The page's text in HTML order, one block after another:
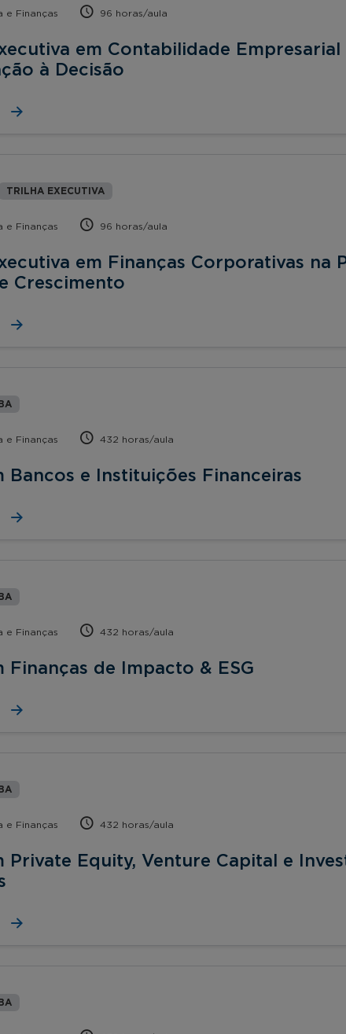
e Finanças 96 horas/aula
em Contabilidade Empresarial
à Decisão
TRILHA EXECUTIVA
e Finanças 96 horas/aula
em Finanças Corporativas na
Crescimento
e Finanças 432 horas/aula
Bancos e Instituições Financeiras
e Finanças 432 horas/aula
Finanças de Impacto & ESG
e Finanças 432 horas/aula
Private Equity, Venture Capital e